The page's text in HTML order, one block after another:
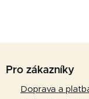
Pro zákazníky
Doprava a